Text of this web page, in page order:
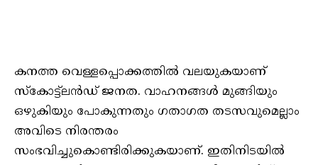
കനത്ത വെള്ളപ്പൊക്കത്തിൽ വലയുകയാണ്
സ്കോട്ട്ലൻഡ് ജനത. വാഹനങ്ങൾ മുങ്ങിയും
ഒഴുകിയും പോകുന്നതും ഗതാഗത തടസവുമെല്ലാം
അവിടെ നിരന്തരം
സംഭവിച്ചുകൊണ്ടിരിക്കുകയാണ്. ഇതിനിടയിൽ